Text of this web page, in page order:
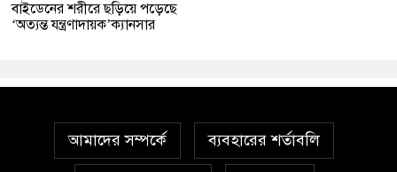
বাইডেনের শরীরে ছড়িয়ে পড়েছে
‘অত্যন্ত যন্ত্রণাদায়ক’ক্যানসার
আমাদের সম্পর্কে ব্যবহারের শর্তাবলি